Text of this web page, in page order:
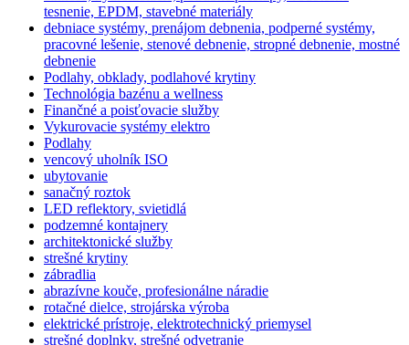
tesnenie, EPDM, stavebné materiály
debniace systémy, prenájom debnenia, podperné systémy,
pracovné lešenie, stenové debnenie, stropné debnenie, mostné
debnenie
Podlahy, obklady, podlahové krytiny
Technológia bazénu a wellness
Finančné a poisťovacie služby
Vykurovacie systémy elektro
Podlahy
vencový uholník ISO
ubytovanie
sanačný roztok
LED reflektory, svietidlá
podzemné kontajnery
architektonické služby
strešné krytiny
zábradlia
abrazívne kouče, profesionálne náradie
rotačné dielce, strojárska výroba
elektrické prístroje, elektrotechnický priemysel
strešné doplnky, strešné odvetranie